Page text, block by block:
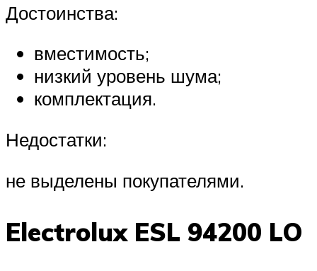
Достоинства:
вместимость;
низкий уровень шума;
комплектация.
Недостатки:
не выделены покупателями.
Electrolux ESL 94200 LO